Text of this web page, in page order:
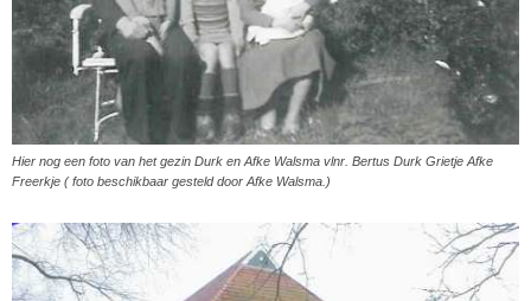
Hier nog een foto van het gezin Durk en Afke Walsma vlnr. Bertus Durk Grietje Afke
Freerkje ( foto beschikbaar gesteld door Afke Walsma.)